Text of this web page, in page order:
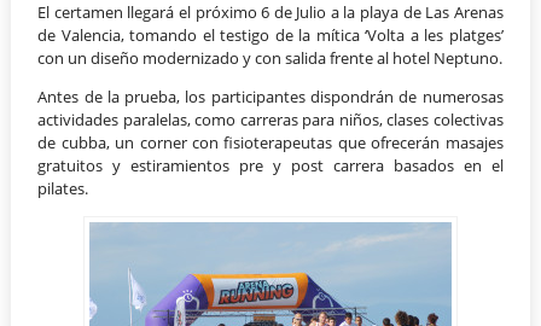
El certamen llegará el próximo 6 de Julio a la playa de Las Arenas
de Valencia, tomando el testigo de la mítica ‘Volta a les platges’
con un diseño modernizado y con salida frente al hotel Neptuno.
Antes de la prueba, los participantes dispondrán de numerosas
actividades paralelas, como carreras para niños, clases colectivas
de cubba, un corner con fisioterapeutas que ofrecerán masajes
gratuitos y estiramientos pre y post carrera basados en el
pilates.